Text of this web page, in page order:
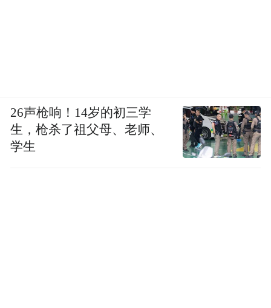
26声枪响！14岁的初三学
生，枪杀了祖父母、老师、
学生